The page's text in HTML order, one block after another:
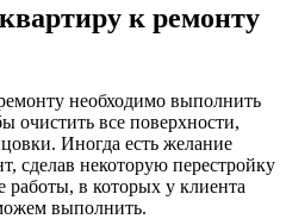
к ремонту
необходимо выполнить
очистить все поверхности,
Иногда есть желание
сделав некоторую перестройку
работы, в которых у клиента
выполнить.